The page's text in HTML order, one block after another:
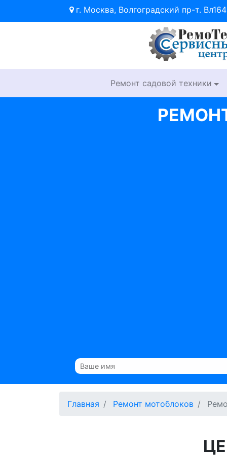
г. Москва, Волгоградский пр-т. Вл164
Ремонт садовой техники
Главная Ремонт мотоблоков